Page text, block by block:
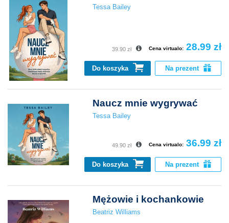
Tessa Bailey
Cena virtualo: 28.99 zł
39.90 zł
Do koszyka Na prezent
Naucz mnie wygrywać
Tessa Bailey
Cena virtualo: 36.99 zł
49.90 zł
Do koszyka Na prezent
Mężowie i kochankowie
Beatriz Williams